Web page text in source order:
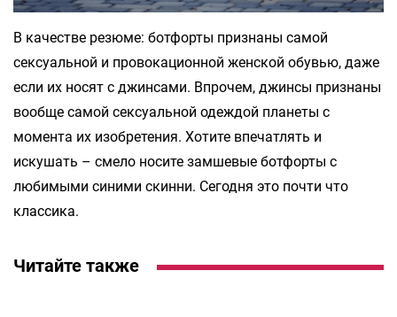
В качестве резюме: ботфорты признаны самой
сексуальной и провокационной женской обувью, даже
если их носят с джинсами. Впрочем, джинсы признаны
вообще самой сексуальной одеждой планеты с
момента их изобретения. Хотите впечатлять и
искушать – смело носите замшевые ботфорты с
любимыми синими скинни. Сегодня это почти что
классика.
Читайте также